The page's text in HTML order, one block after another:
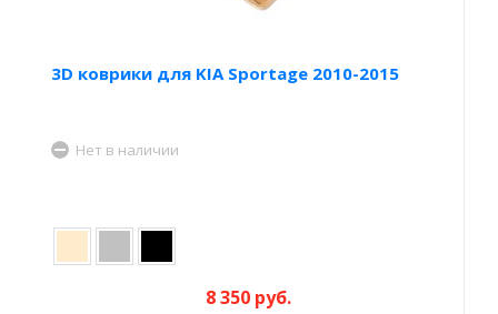
3D коврики для KIA Sportage 2010-2015
Нет в наличии
8 350 руб.